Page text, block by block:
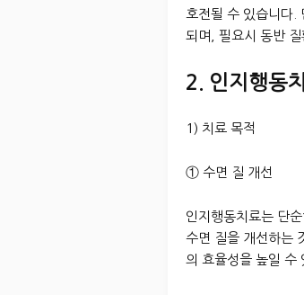
호전될 수 있습니다.
되며, 필요시 동반
2. 인지행동
1) 치료 목적
① 수면 질 개선
인지행동치료는 단
수면 질을 개선하는
의 효율성을 높일 수